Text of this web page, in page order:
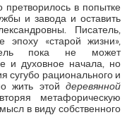
в попытке
и завода и оставить
Писатель,
«старой жизни»,
пока не может
и духовное начала, но
сугубо рационального и
жить этойдеревянной
метафорическую
в виду собственного